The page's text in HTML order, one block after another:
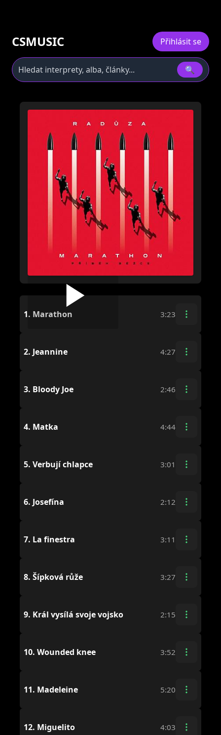
CSMUSIC Přihlásit se
🔍
1. Marathon 3:23
2. Jeannine 4:27
3. Bloody Joe 2:46
4. Matka 4:44
5. Verbují chlapce 3:01
6. Josefína 2:12
7. La finestra 3:11
8. Šípková růže 3:27
9. Král vysílá svoje vojsko 2:15
10. Wounded knee 3:52
11. Madeleine 5:20
12. Miguelito 4:03